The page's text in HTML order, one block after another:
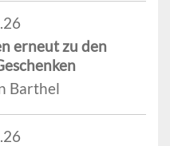
erneut zu den
Barthel